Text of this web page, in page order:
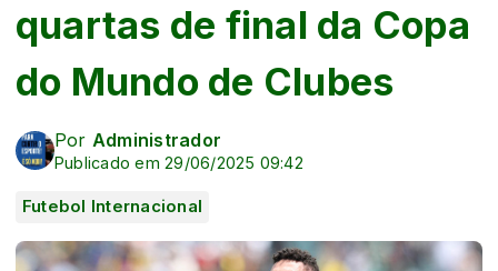
quartas de final da Copa
do Mundo de Clubes
Por Administrador
Publicado em 29/06/2025 09:42
Futebol Internacional